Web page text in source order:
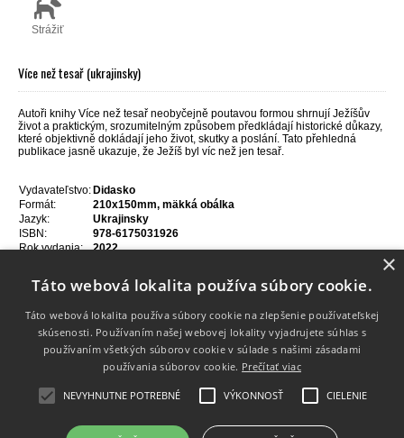
Strážiť
Více než tesař (ukrajinsky)
Autoři knihy Více než tesař neobyčejně poutavou formou shrnují Ježíšův
život a praktickým, srozumitelným způsobem předkládají historické důkazy,
které objektivně dokládají jeho život, skutky a poslání. Tato přehledná
publikace jasně ukazuje, že Ježíš byl víc než jen tesař.
Vydavateľstvo: Didasko
Formát:
210x150mm, mäkká obálka
Jazyk:
Ukrajinsky
ISBN:
978-6175031926
Rok vydania:
2022
Info
Dodanie tovaru
×
Táto webová lokalita používa súbory cookie.
Táto webová lokalita používa súbory cookie na zlepšenie používateľskej
skúsenosti. Používaním našej webovej lokality vyjadrujete súhlas s
používaním všetkých súborov cookie v súlade s našimi zásadami
používania súborov cookie. Prečítať viac
NEVYHNUTNE POTREBNÉ VÝKONNOSŤ CIELENIE